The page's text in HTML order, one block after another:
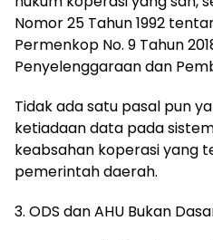
Nomor 25 Tahun 1992
Permenkop No. 9 Tahun
Penyelenggaraan dan
Tidak ada satu pasal pun
ketiadaan data pada
keabsahan koperasi yang
pemerintah daerah.
3. ODS dan AHU Bukan